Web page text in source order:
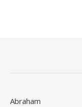
Abraham